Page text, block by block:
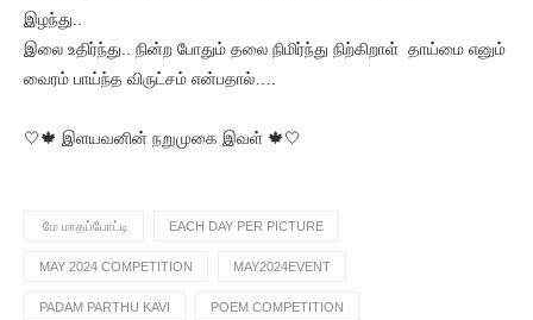
இழந்து..
இலை உதிர்ந்து.. நின்ற போதும் தலை நிமிர்ந்து நிற்கிறாள் தாய்மை எனும்
வைரம் பாய்ந்த விருட்சம் என்பதால்….
🤍🍁 இளயவனின் நறுமுகை இவள் 🍁🤍
மே மாதப்போட்டி EACH DAY PER PICTURE
MAY 2024 COMPETITION MAY2024EVENT
PADAM PARTHU KAVI POEM COMPETITION